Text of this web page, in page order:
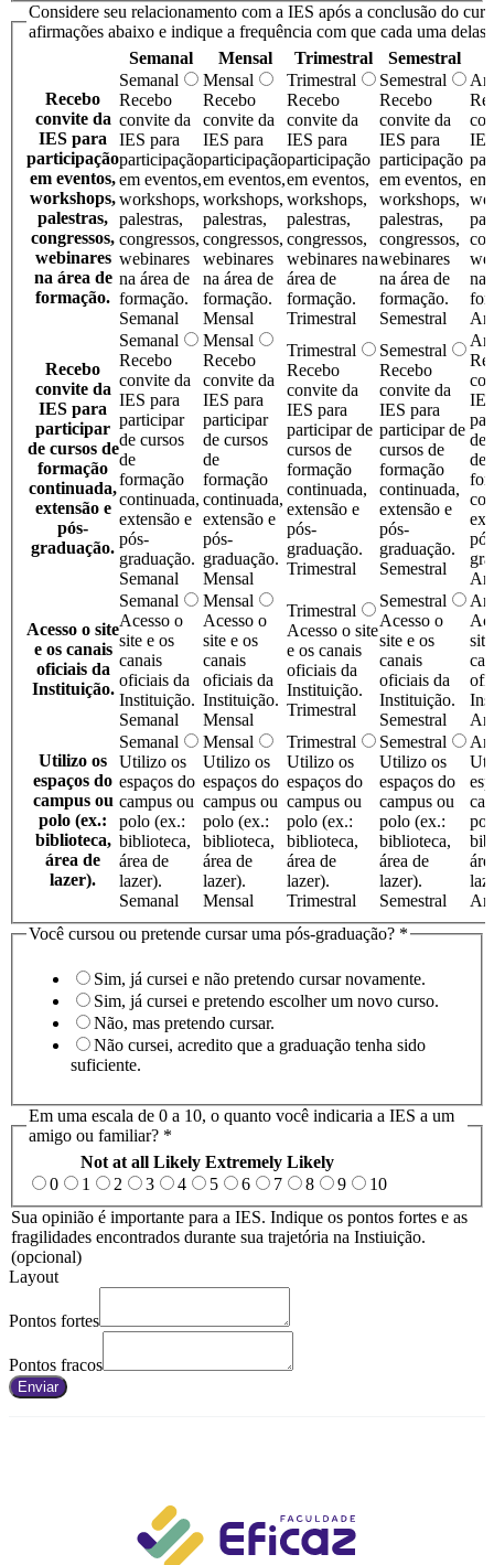
Considere seu relacionamento com a IES após a conclusão do
afirmações abaixo e indique a frequência com que cada uma delas
Semanal
Mensal Trimestral Semestral
Recebo
convite da
IES para
participação
em eventos,
workshops,
palestras,
congressos,
webinares
na área de
formação.
Semanal
Recebo
convite da
IES para
participação
em eventos,
workshops,
palestras,
congressos,
webinares
na área de
formação.
Semanal
Mensal
Recebo
convite da
IES para
participação
em eventos,
workshops,
palestras,
congressos,
webinares
na área de
formação.
Mensal
Trimestral
Recebo
convite da
IES para
participação
em eventos,
workshops,
palestras,
congressos,
webinares na
área de
formação.
Trimestral
Semestral
Recebo
convite da
IES para
participação
em eventos,
workshops,
palestras,
congressos,
webinares
na área de
formação.
Semestral
na
Recebo
convite da
IES para
participar
de cursos de
formação
continuada,
extensão e
pós-
graduação.
Semanal
Recebo
convite da
IES para
participar
de cursos
de
formação
continuada,
extensão e
pós-
graduação.
Semanal
Mensal
Recebo
convite da
IES para
participar
de cursos
de
formação
continuada,
extensão e
pós-
graduação.
Mensal
Trimestral
Recebo
convite da
IES para
participar de
cursos de
formação
continuada,
extensão e
pós-
graduação.
Trimestral
Semestral
Recebo
convite da
IES para
participar de
cursos de
formação
continuada,
extensão e
pós-
graduação.
Semestral
de
de
Acesso o site
e os canais
oficiais da
Instituição.
Semanal
Acesso o
site e os
canais
oficiais da
Instituição.
Semanal
Mensal
Acesso o
site e os
canais
oficiais da
Instituição.
Mensal
Trimestral
Acesso o site
e os canais
oficiais da
Instituição.
Trimestral
Semestral
Acesso o
site e os
canais
oficiais da
Instituição.
Semestral
Utilizo os
espaços do
campus ou
polo (ex.:
biblioteca,
área de
lazer).
Semanal
Utilizo os
espaços do
campus ou
polo (ex.:
biblioteca,
área de
lazer).
Semanal
Mensal
Utilizo os
espaços do
campus ou
polo (ex.:
biblioteca,
área de
lazer).
Mensal
Trimestral
Utilizo os
espaços do
campus ou
polo (ex.:
biblioteca,
área de
lazer).
Trimestral
Semestral
Utilizo os
espaços do
campus ou
polo (ex.:
biblioteca,
área de
lazer).
Semestral
Você cursou ou pretende cursar uma pós-graduação? *
Sim, já cursei e não pretendo cursar novamente.
Sim, já cursei e pretendo escolher um novo curso.
Não, mas pretendo cursar.
Não cursei, acredito que a graduação tenha sido
suficiente.
Em uma escala de 0 a 10, o quanto você indicaria a IES a um
amigo ou familiar? *
Not at all Likely Extremely Likely
0
1 2 3 4 5 6 7 8 9
10
Sua opinião é importante para a IES. Indique os pontos fortes e as
fragilidades encontrados durante sua trajetória na Instiuição.
(opcional)
Layout
Pontos fortes
Pontos fracos
Enviar